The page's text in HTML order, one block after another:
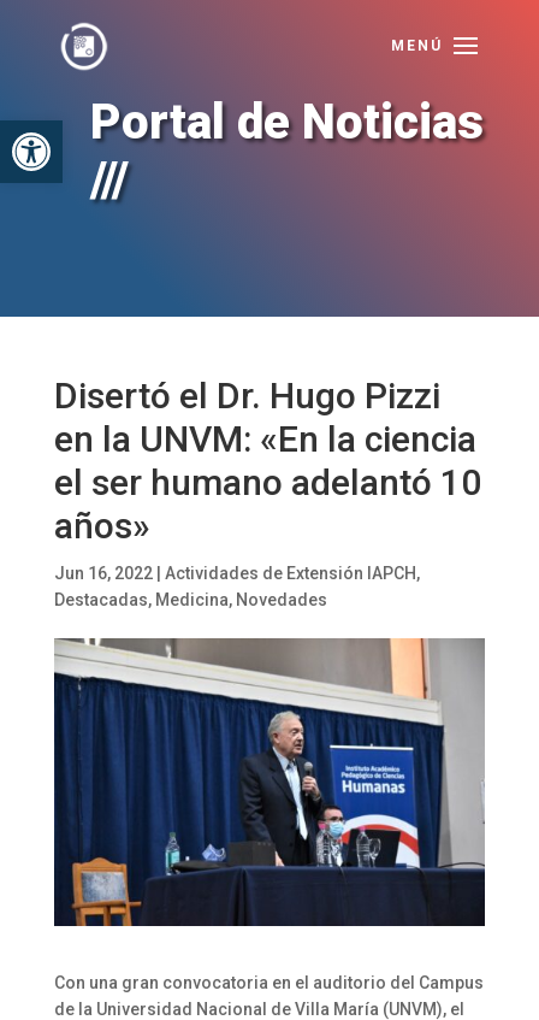
Abrir barra de herramientas
Portal de Noticias
///
Disertó el Dr. Hugo Pizzi
en la UNVM: «En la ciencia
el ser humano adelantó 10
años»
Jun 16, 2022| Actividades de Extensión IAPCH,
Destacadas, Medicina, Novedades
Con una gran convocatoria en el auditorio del Campus
de la Universidad Nacional de Villa María (UNVM), el